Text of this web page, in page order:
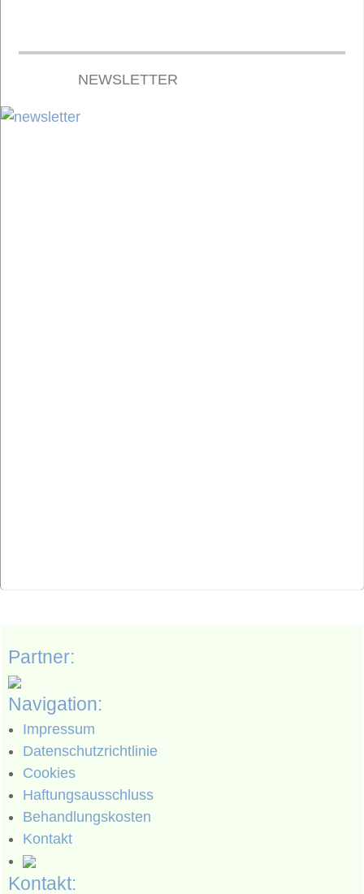
NEWSLETTER
Partner:
Navigation:
Impressum
Datenschutzrichtlinie
Cookies
Haftungsausschluss
Behandlungskosten
Kontakt
Kontakt: